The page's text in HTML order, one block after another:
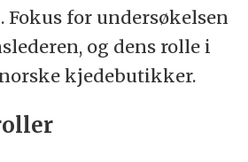
for undersøkelsen
og dens rolle i
kjedebutikker.